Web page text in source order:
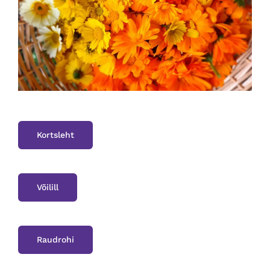
Kortsleht
Võilill
Raudrohi